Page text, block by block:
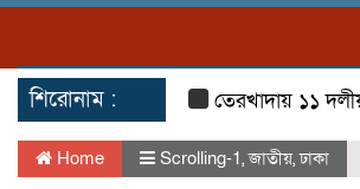
শিরোনাম : তেরখাদায় ১১ দলীয়
Home Scrolling-1,জাতীয়,ঢাকা